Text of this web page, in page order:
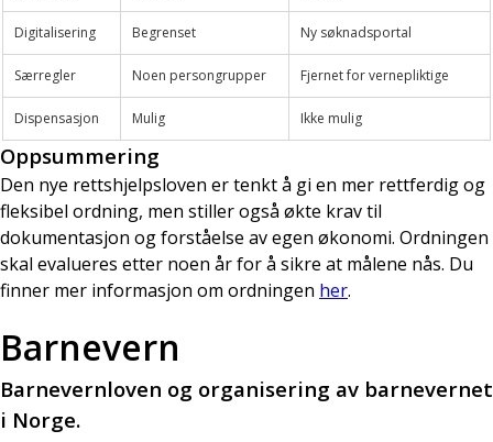
Digitalisering Begrenset Ny søknadsportal
Særregler Noen persongrupper Fjernet for vernepliktige
Dispensasjon Mulig Ikke mulig
Oppsummering
Den nye rettshjelpsloven er tenkt å gi en mer rettferdig og
fleksibel ordning, men stiller også økte krav til
dokumentasjon og forståelse av egen økonomi. Ordningen
skal evalueres etter noen år for å sikre at målene nås. Du
finner mer informasjon om ordningen her.
Barnevern
Barnevernloven og organisering av barnevernet
i Norge.